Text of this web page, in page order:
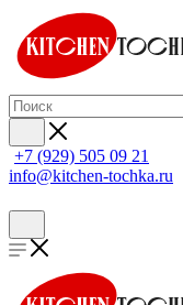
+7 (929) 505 09 21
info@kitchen-tochka.ru